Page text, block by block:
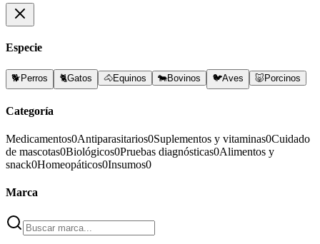
Especie
🐕 Perros 🐈Gatos 🐴Equinos 🐄Bovinos 🐦Aves 🐷 Porcinos
Categoría
Medicamentos0Antiparasitarios0Suplementos y vitaminas0Cuidado
de mascotas0Biológicos0Pruebas diagnósticas0Alimentos y
snack0Homeopáticos0Insumos0
Marca